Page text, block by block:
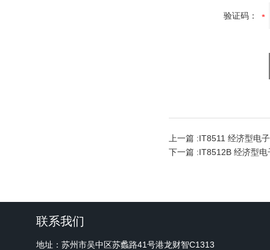
验证码：
上一篇 :IT8511 经济型电
下一篇 :IT8512B 经济型电
联系我们
地址：苏州市吴中区苏蠡路41号港龙财智C1313